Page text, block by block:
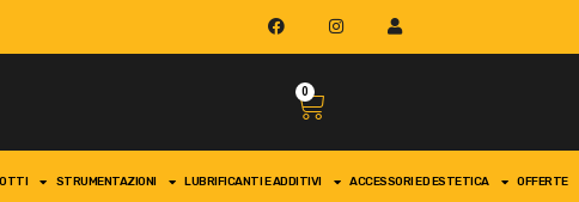
0
STRUMENTAZIONI LUBRIFICANTI E ADDITIVI ACCESSORI ED ESTETICA OFFERTE